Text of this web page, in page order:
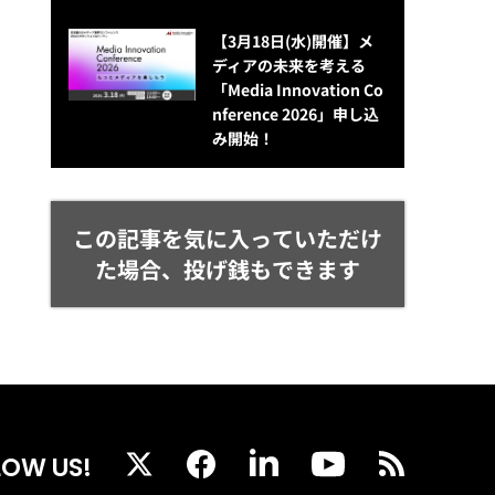
【3月18日(水)開催】メ
ディアの未来を考える
「Media Innovation Co
nference 2026」申し込
み開始！
この記事を気に入っていただけ
た場合、投げ銭もできます
US!